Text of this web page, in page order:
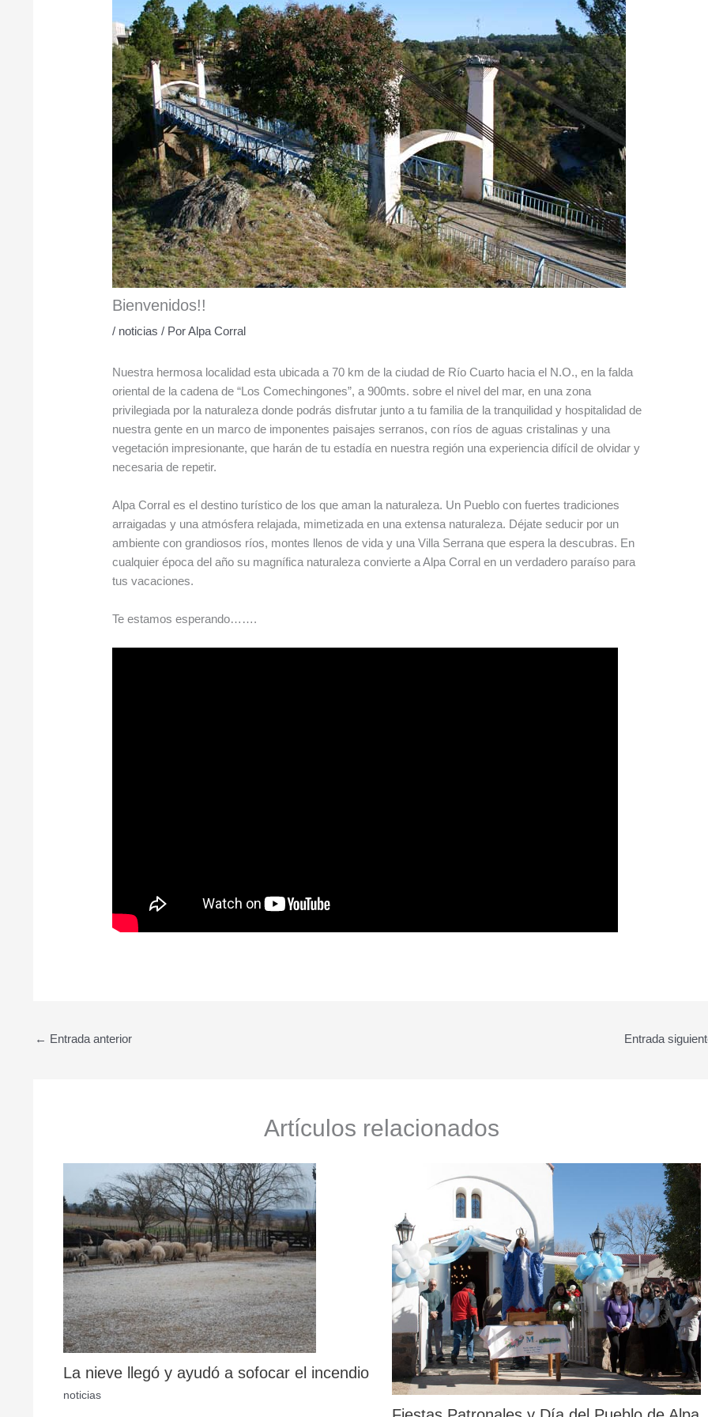
Bienvenidos!!
/ noticias / PorAlpa Corral
Nuestra hermosa localidad esta ubicada a 70 km de la ciudad de Río Cuarto hacia el N.O., en la falda
oriental de la cadena de “Los Comechingones”, a 900mts. sobre el nivel del mar, en una zona
privilegiada por la naturaleza donde podrás disfrutar junto a tu familia de la tranquilidad y hospitalidad de
nuestra gente en un marco de imponentes paisajes serranos, con ríos de aguas cristalinas y una
vegetación impresionante, que harán de tu estadía en nuestra región una experiencia difícil de olvidar y
necesaria de repetir.
Alpa Corral es el destino turístico de los que aman la naturaleza. Un Pueblo con fuertes tradiciones
arraigadas y una atmósfera relajada, mimetizada en una extensa naturaleza. Déjate seducir por un
ambiente con grandiosos ríos, montes llenos de vida y una Villa Serrana que espera la descubras. En
cualquier época del año su magnífica naturaleza convierte a Alpa Corral en un verdadero paraíso para
tus vacaciones.
Te estamos esperando…….
← Entrada anterior Entrada
Artículos relacionados
La nieve llegó y ayudó a sofocar el incendio
noticias